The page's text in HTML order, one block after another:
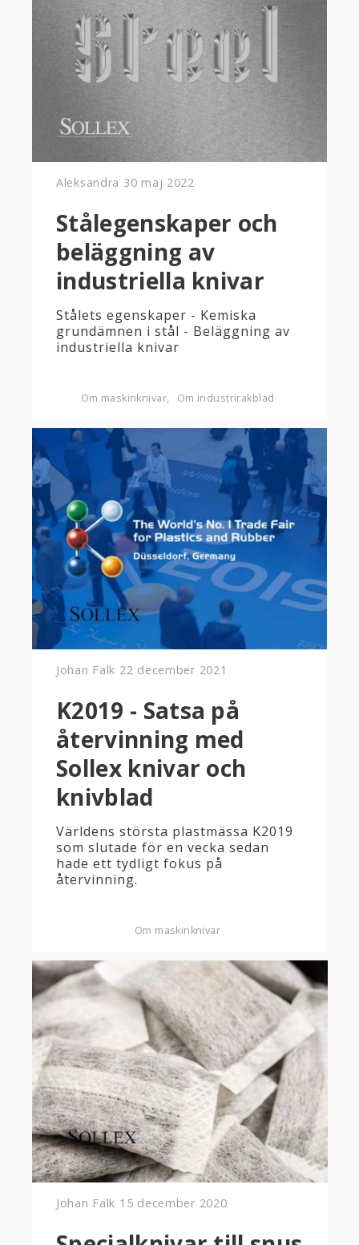
Aleksandra 30 maj 2022
Stålegenskaper och
beläggning av
industriella knivar
Stålets egenskaper - Kemiska
grundämnen i stål - Beläggning av
industriella knivar
Om maskinknivar Om industrirakblad
Johan Falk 22 december 2021
K2019 - Satsa på
återvinning med
Sollex knivar och
knivblad
Världens största plastmässa K2019
som slutade för en vecka sedan
hade ett tydligt fokus på
återvinning.
Om maskinknivar
Johan Falk 15 december 2020